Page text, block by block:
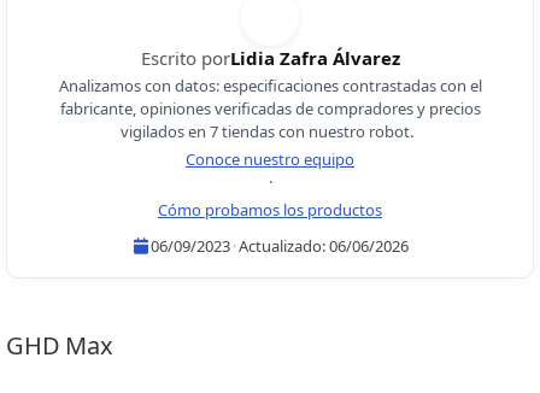
Escrito porLidia Zafra Álvarez
Analizamos con datos: especificaciones contrastadas con el
fabricante, opiniones verificadas de compradores y precios
vigilados en 7 tiendas con nuestro robot.
Conoce nuestro equipo
·
Cómo probamos los productos
06/09/2023·Actualizado:06/06/2026
GHD Max